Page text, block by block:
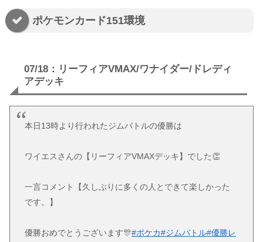
ポケモンカード151環境
07/18：リーフィアVMAX/ワナイダー/ドレディ
アデッキ
本日13時より行われたジムバトルの優勝は
ワイエスさんの【リーフィアVMAXデッキ】でした👏
一言コメント【久しぶりに多くの人とできて楽しかった
です。】
優勝おめでとうございます🎊#ポケカ#ジムバトル#優勝レ